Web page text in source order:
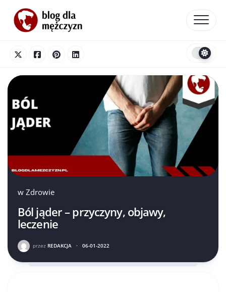
content
w Zdrowie
Ból jąder – przyczyny, objawy,
leczenie
przez REDAKCJA · 06-01-2022